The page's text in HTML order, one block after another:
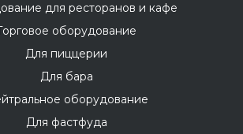
для ресторанов и кафе
оборудование
Для пиццерии
Для бара
оборудование
Для фастфуда